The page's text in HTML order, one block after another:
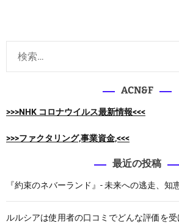
ACN&F
>>>NHK コロナウイルス最新情報<<<
>>>ファクタリング,事業資金,<<<
最近の投稿
『約束のネバーランド』- 未来への逃走、知
ルルシアは使用者の口コミでどんな評価を受